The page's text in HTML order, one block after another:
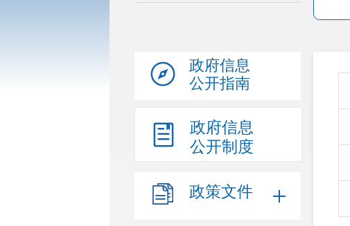
政府信息
公开指南
政府信息
公开制度
政策文件